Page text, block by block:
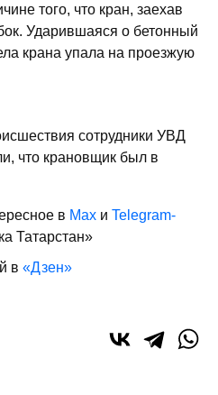
того, что кран, заехав
Ударившаяся о бетонный
крана упала на проезжую
сотрудники УВД
что крановщик был в
в Max и Telegram-
Татарстан»
в «Дзен»